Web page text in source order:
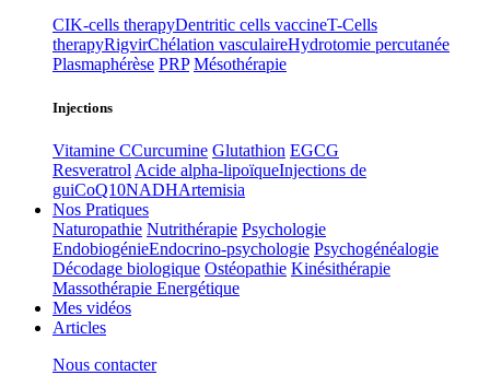
CIK-cells therapyDentritic cells vaccineT-Cells
therapyRigvirChélation vasculaireHydrotomie percutanée
Plasmaphérèse PRP Mésothérapie
Injections
Vitamine CCurcumine Glutathion EGCG
Resveratrol Acide alpha-lipoïqueInjections de
guiCoQ10NADHArtemisia
Nos Pratiques
Naturopathie Nutrithérapie Psychologie
EndobiogénieEndocrino-psychologie Psychogénéalogie
Décodage biologique Ostéopathie Kinésithérapie
Massothérapie Energétique
Mes vidéos
Articles
Nous contacter